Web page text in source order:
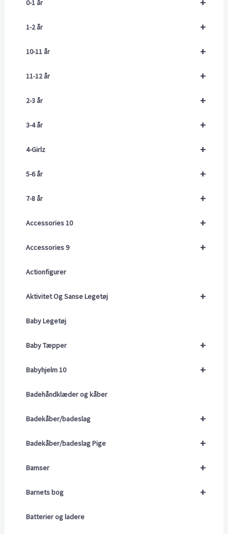
0-1 år
+
1-2 år
+
10-11 år
+
11-12 år
+
2-3 år
+
3-4 år
+
4-Girlz
+
5-6 år
+
7-8 år
+
Accessories 10
+
Accessories 9
Actionfigurer
+
Aktivitet Og Sanse Legetøj
Baby Legetøj
+
Baby Tæpper
+
Babyhjelm 10
Badehåndklæder og kåber
+
Badekåber/badeslag
+
Badekåber/badeslag Pige
+
Bamser
+
Barnets bog
Batterier og ladere